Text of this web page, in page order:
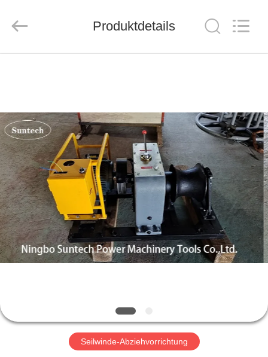
PRODUKTE
ÜBER
UNS
WERKSBESICHTIGUNG
QUALITÄTSKONTROLLE
BITTE UM
Tools
Co.,Ltd..
Reserved.
Produktdetails
Seilwinde-Abziehvorrichtung